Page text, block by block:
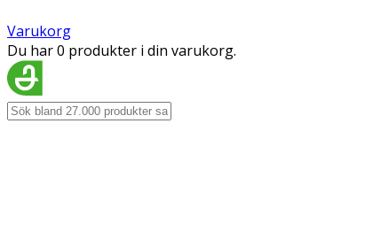
Varukorg
Du har 0 produkter i din varukorg.